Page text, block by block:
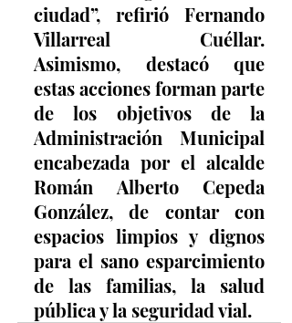
ciudad”, refirió Fernando
Villarreal Cuéllar.
Asimismo, destacó que
estas acciones forman parte
de los objetivos de la
Administración Municipal
encabezada por el alcalde
Román Alberto Cepeda
González, de contar con
espacios limpios y dignos
para el sano esparcimiento
de las familias, la salud
pública y la seguridad vial.